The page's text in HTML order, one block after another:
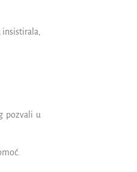
insistirala,
pozvali u